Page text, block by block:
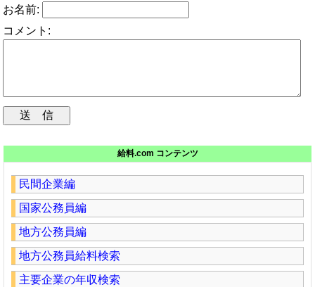
お名前:
コメント:
給料.com コンテンツ
民間企業編
国家公務員編
地方公務員編
地方公務員給料検索
主要企業の年収検索